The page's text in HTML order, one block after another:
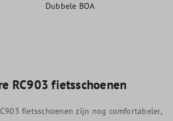
Dubbele BOA
RC903 fietsschoenen
fietsschoenen zijn nog comfortabeler,